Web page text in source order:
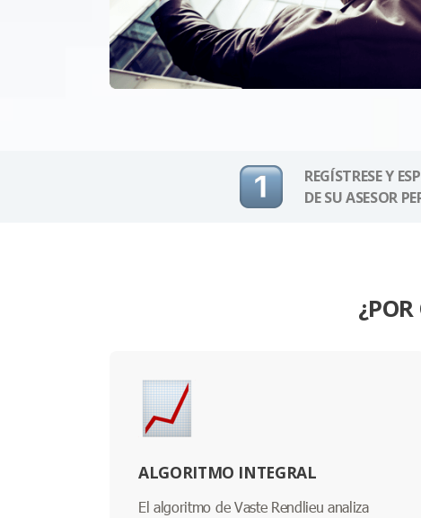
REGÍSTRESE Y
DE SU ASESOR
ALGORITMO INTEGRAL
El algoritmo de Vaste Rendlieu analiza